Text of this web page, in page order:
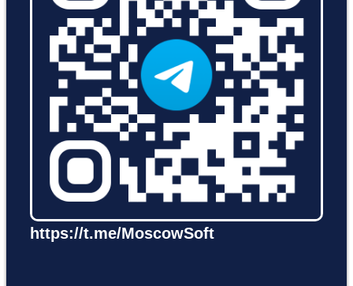
https://t.me/MoscowSoft